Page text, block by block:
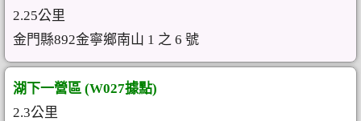
2.25公里
金門縣892金寧鄉南山 1 之 6 號
湖下一營區 (W027據點)
2.3公里